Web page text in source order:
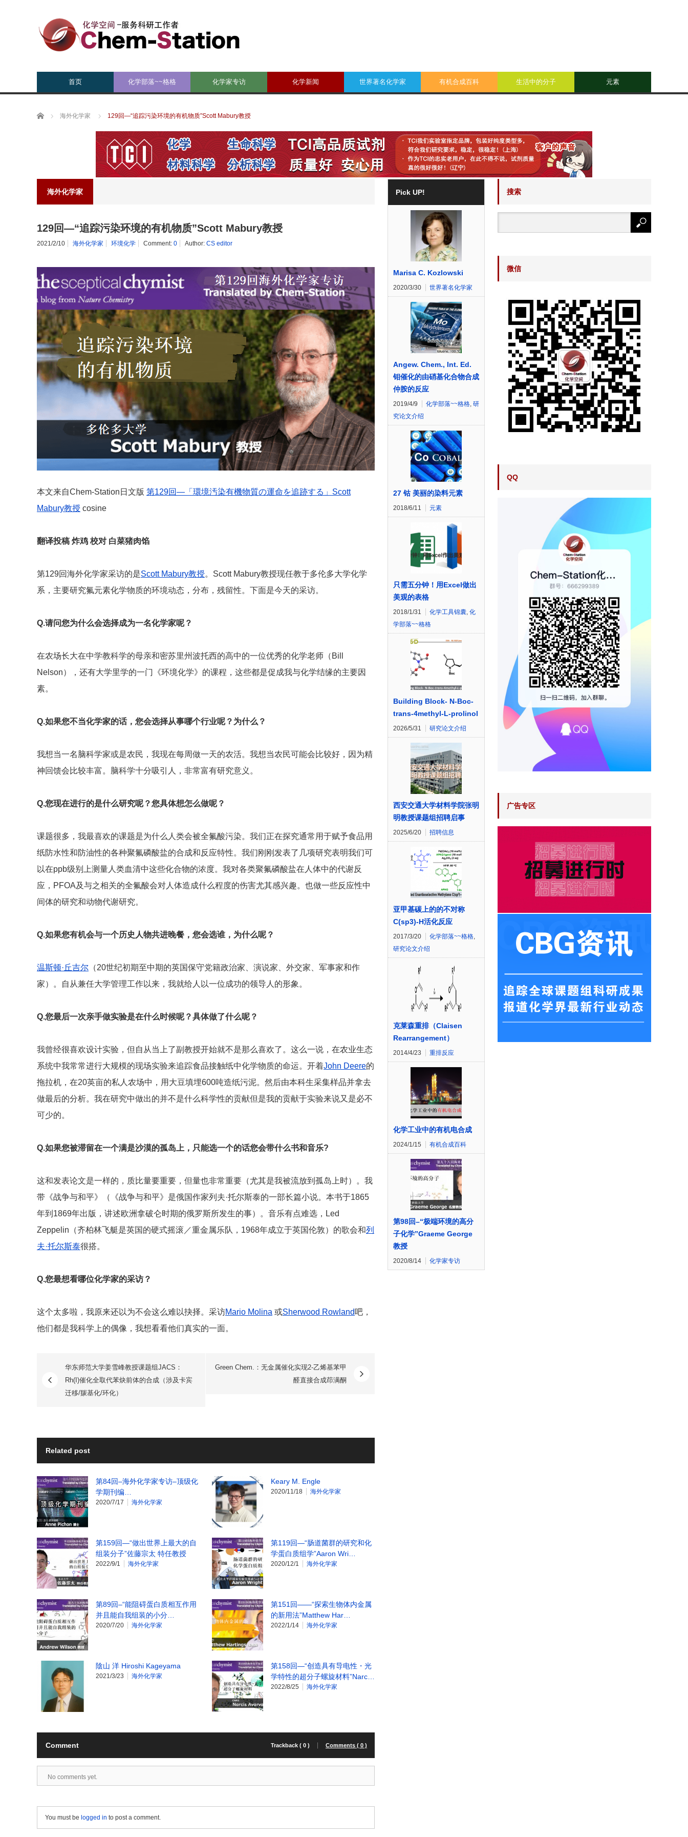
首页 化学部落~~格格 化学家专访 化学新闻 世界著名化学家 有机合成百科 生活中的分子 元素
Home 海外化学家 129回—“追踪污染环境的有机物质”Scott Mabury教授
海外化学家
129回—“追踪污染环境的有机物质”Scott Mabury教授
2021/2/10 海外化学家 环境化学 Comment: 0 Author: CS editor
本文来自Chem-Station日文版 第129回―「環境汚染有機物質の運命を追跡する」Scott
Mabury教授 cosine
翻译投稿 炸鸡 校对 白菜猪肉馅
第129回海外化学家采访的是Scott Mabury教授。Scott Mabury教授现任教于多伦多大学化学
系，主要研究氟元素化学物质的环境动态，分布，残留性。下面是今天的采访。
Q.请问您为什么会选择成为一名化学家呢？
在农场长大在中学教科学的母亲和密苏里州波托西的高中的一位优秀的化学老师（Bill
Nelson），还有大学里学的一门《环境化学》的课程，这些都是促成我与化学结缘的主要因
素。
Q.如果您不当化学家的话，您会选择从事哪个行业呢？为什么？
我想当一名脑科学家或是农民，我现在每周做一天的农活。我想当农民可能会比较好，因为精
神回馈会比较丰富。脑科学十分吸引人，非常富有研究意义。
Q.您现在进行的是什么研究呢？您具体想怎么做呢？
课题很多，我最喜欢的课题是为什么人类会被全氟酸污染。我们正在探究通常用于赋予食品用
纸防水性和防油性的各种聚氟磷酸盐的合成和反应特性。我们刚刚发表了几项研究表明我们可
以在ppb级别上测量人类血清中这些化合物的浓度。我对各类聚氟磷酸盐在人体中的代谢反
应，PFOA及与之相关的全氟酸会对人体造成什么程度的伤害尤其感兴趣。也做一些反应性中
间体的研究和动物代谢研究。
Q.如果您有机会与一个历史人物共进晚餐，您会选谁，为什么呢？
温斯顿·丘吉尔 （20世纪初期至中期的英国保守党籍政治家、演说家、外交家、军事家和作
家）。自从兼任大学管理工作以来，我就给人以一位成功的领导人的形象。
Q.您最后一次亲手做实验是在什么时候呢？具体做了什么呢？
我曾经很喜欢设计实验，但自从当上了副教授开始就不是那么喜欢了。这么一说，在农业生态
系统中我常常进行大规模的现场实验来追踪食品接触纸中化学物质的命运。开着John Deere的
拖拉机，在20英亩的私人农场中，用大豆填埋600吨造纸污泥。然后由本科生采集样品并拿去
做最后的分析。我在研究中做出的并不是什么科学性的贡献但是我的贡献于实验来说又是必不
可少的。
Q.如果您被滞留在一个满是沙漠的孤岛上，只能选一个的话您会带什么书和音乐?
这和发表论文是一样的，质比量要重要，但量也非常重要（尤其是我被流放到孤岛上时）。我
带《战争与和平》（《战争与和平》是俄国作家列夫·托尔斯泰的一部长篇小说。本书于1865
年到1869年出版，讲述欧洲拿破仑时期的俄罗斯所发生的事）。音乐有点难选，Led
Zeppelin（齐柏林飞艇是英国的硬式摇滚／重金属乐队，1968年成立于英国伦敦）的歌会和列
夫·托尔斯泰很搭。
Q.您最想看哪位化学家的采访？
这个太多啦，我原来还以为不会这么难以抉择。采访Mario Molina 或Sherwood Rowland 吧，
他们都是我科学上的偶像，我想看看他们真实的一面。
华东师范大学姜雪峰教授课题组JACS：
Rh(I)催化全取代苯炔前体的合成（涉及卡宾
迁移/羰基化/环化）
Green Chem.：无金属催化实现2-乙烯基苯甲
醛直接合成茚满酮
Related post
第84回–海外化学家专访–顶级化
学期刊编…
2020/7/17 海外化学家
Keary M. Engle
2020/11/18 海外化学家
第159回—“做出世界上最大的自
组装分子”佐藤宗太 特任教授
2022/9/1 海外化学家
第119回—“肠道菌群的研究和化
学蛋白质组学”Aaron Wri…
2020/12/1 海外化学家
第89回–“能阻碍蛋白质相互作用
并且能自我组装的小分…
2020/7/20 海外化学家
第151回——“探索生物体内金属
的新用法”Matthew Har…
2022/1/14 海外化学家
陰山 洋 Hiroshi Kageyama
2021/3/23 海外化学家
第158回—“创造具有导电性・光
学特性的超分子螺旋材料”Narc…
2022/8/25 海外化学家
Comment Trackback ( 0 ) Comments ( 0 )
No comments yet.
You must be logged in to post a comment.
Pick UP!
Marisa C. Kozlowski
2020/3/30 世界著名化学家
Angew. Chem., Int. Ed.
钼催化的由硝基化合物合成
仲胺的反应
2019/4/9 化学部落~~格格, 研
究论文介绍
27 钴 美丽的染料元素
2018/6/11 元素
只需五分钟！用Excel做出
美观的表格
2018/1/31 化学工具锦囊, 化
学部落~~格格
Building Block- N‑Boc-
trans-4methyl‑L‑prolinol
2026/5/31 研究论文介绍
西安交通大学材料学院张明
明教授课题组招聘启事
2025/6/20 招聘信息
亚甲基碳上的的不对称
C(sp3)-H活化反应
2017/3/20 化学部落~~格格,
研究论文介绍
克莱森重排（Claisen
Rearrangement）
2014/4/23 重排反应
化学工业中的有机电合成
2024/1/15 有机合成百科
第98回–“极端环境的高分
子化学”Graeme George
教授
2020/8/14 化学家专访
搜索
微信
QQ
广告专区